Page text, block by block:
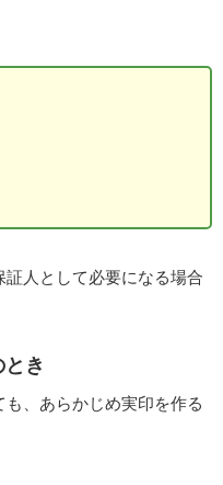
人として必要になる場合
き
、あらかじめ実印を作る